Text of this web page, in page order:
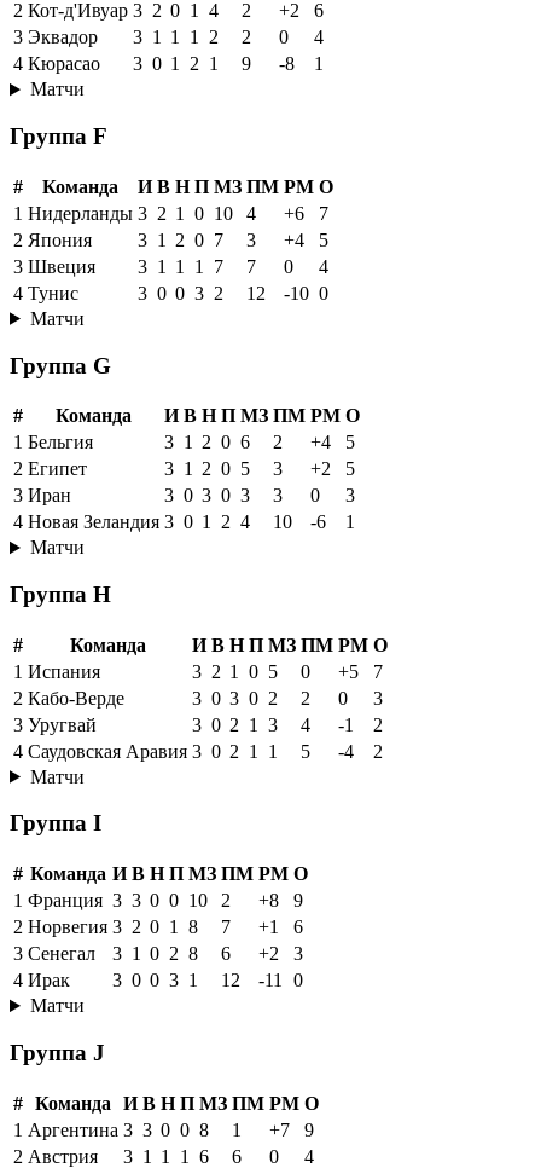
2 Кот-д'Ивуар 3 2 0 1 4 2 +2
6
3 Эквадор 3 1 1 1 2 2 0
4
4 Кюрасао 3 0 1 2 1 9 -8
1
Матчи
Группа F
# Команда И В Н П МЗ ПМ РМ О
1 Нидерланды 3 2 1 0 10 4 +6
7
2 Япония 3 1 2 0 7 3 +4
5
3 Швеция 3 1 1 1 7 7 0
4
4 Тунис 3 0 0 3 2 12 -10 0
Матчи
Группа G
# Команда И В Н П МЗ ПМ РМ О
1 Бельгия 3 1 2 0 6 2 +4
5
2 Египет 3 1 2 0 5 3 +2
5
3 Иран 3 0 3 0 3 3 0
3
4 Новая Зеландия 3 0 1 2 4 10 -6
1
Матчи
Группа H
# Команда И В Н П МЗ ПМ РМ О
1 Испания 3 2 1 0 5 0 +5
7
2 Кабо-Верде 3 0 3 0 2 2 0
3
3 Уругвай 3 0 2 1 3 4 -1
2
4 Саудовская Аравия 3 0 2 1 1 5 -4
2
Матчи
Группа I
# Команда И В Н П МЗ ПМ РМ О
1 Франция 3 3 0 0 10 2 +8
9
2 Норвегия 3 2 0 1 8 7 +1
6
3 Сенегал 3 1 0 2 8 6 +2
3
4 Ирак 3 0 0 3 1 12 -11
0
Матчи
Группа J
# Команда И В Н П МЗ ПМ РМ О
1 Аргентина 3 3 0 0 8 1 +7
9
2 Австрия 3 1 1 1 6 6 0
4